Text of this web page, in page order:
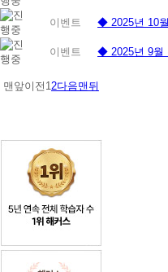
이벤트 ◆ 2025년 10
이벤트 ◆ 2025년 9월
맨앞이전 1 2다음맨뒤